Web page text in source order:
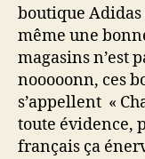
boutique Adidas
même une
magasins n’est
nooooonn, ces
s’appellent «
toute évidence,
français ça